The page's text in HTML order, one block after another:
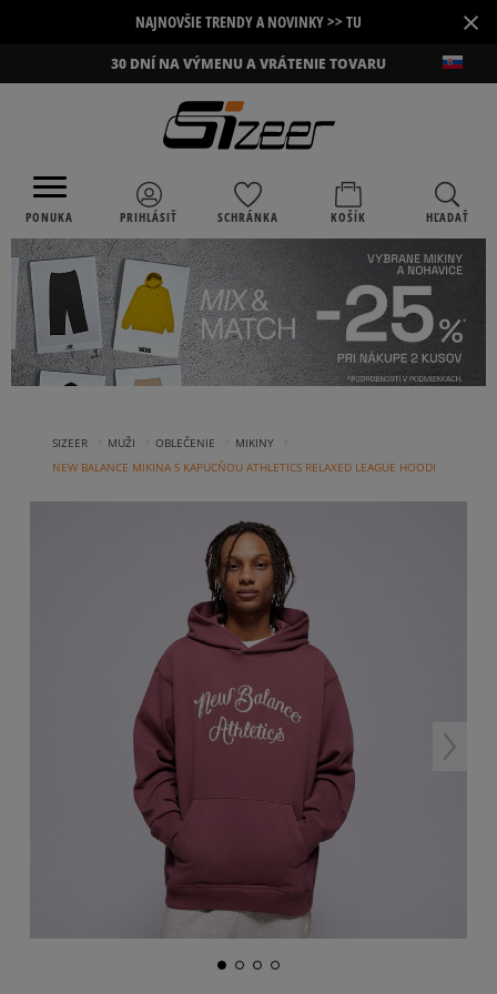
NAJNOVŠIE TRENDY A NOVINKY >> TU ×
30 DNÍ NA VÝMENU A VRÁTENIE TOVARU
PONUKA PRIHLÁSIŤ SCHRÁNKA KOŠÍK HĽADAŤ
SIZEER MUŽI OBLEČENIE MIKINY
NEW BALANCE MIKINA S KAPUCŇOU ATHLETICS RELAXED LEAGUE HOODI